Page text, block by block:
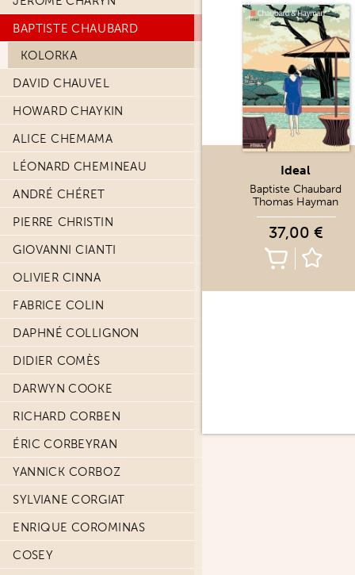
BAPTISTE CHAUBARD
KOLORKA
DAVID CHAUVEL
HOWARD CHAYKIN
ALICE CHEMAMA
LÉONARD CHEMINEAU
ANDRÉ CHÉRET
PIERRE CHRISTIN
GIOVANNI CIANTI
OLIVIER CINNA
FABRICE COLIN
DAPHNÉ COLLIGNON
DIDIER COMÈS
DARWYN COOKE
RICHARD CORBEN
ÉRIC CORBEYRAN
YANNICK CORBOZ
SYLVIANE CORGIAT
ENRIQUE COROMINAS
COSEY
Ideal
Baptiste Chaubard
Thomas Hayman
37,00 €